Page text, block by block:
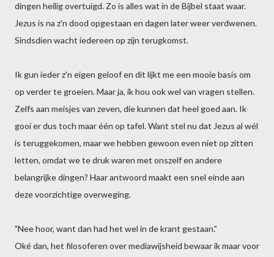
dingen heilig overtuigd. Zo is alles wat in de Bijbel staat waar.
Jezus is na z'n dood opgestaan en dagen later weer verdwenen.
Sindsdien wacht iedereen op zijn terugkomst.
Ik gun ieder z'n eigen geloof en dit lijkt me een mooie basis om
op verder te groeien. Maar ja, ik hou ook wel van vragen stellen.
Zelfs aan meisjes van zeven, die kunnen dat heel goed aan. Ik
gooi er dus toch maar één op tafel. Want stel nu dat Jezus al wél
is teruggekomen, maar we hebben gewoon even niet op zitten
letten, omdat we te druk waren met onszelf en andere
belangrijke dingen? Haar antwoord maakt een snel einde aan
deze voorzichtige overweging.
"Nee hoor, want dan had het wel in de krant gestaan."
Oké dan, het filosoferen over mediawijsheid bewaar ik maar voor